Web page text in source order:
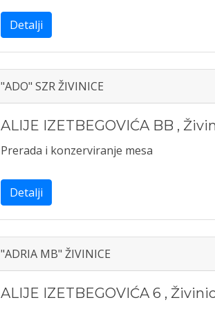
Detalji
"ADO" SZR ŽIVINICE
ALIJE IZETBEGOVIĆA BB ,
Prerada i konzerviranje mesa
Detalji
"ADRIA MB" ŽIVINICE
ALIJE IZETBEGOVIĆA 6 ,